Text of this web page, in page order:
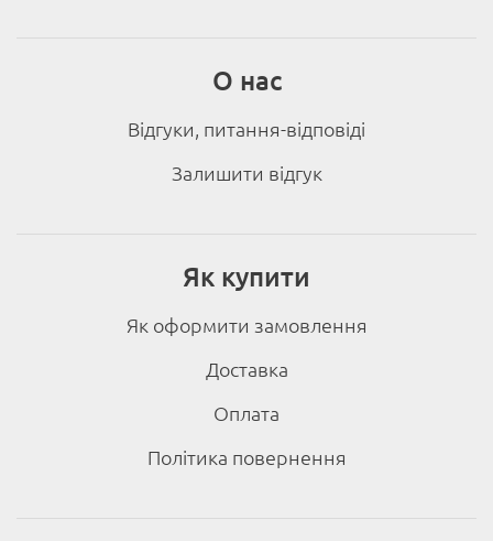
О нас
Відгуки, питання-відповіді
Залишити відгук
Як купити
Як оформити замовлення
Доставка
Оплата
Політика повернення